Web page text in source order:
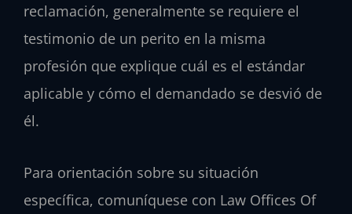
reclamación, generalmente se requiere el
testimonio de un perito en la misma
profesión que explique cuál es el estándar
aplicable y cómo el demandado se desvió de
él.
Para orientación sobre su situación
específica, comuníquese con Law Offices Of